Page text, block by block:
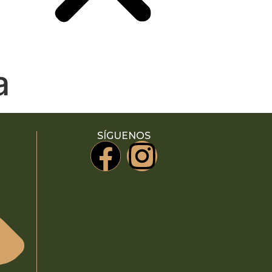
SÍGUENOS